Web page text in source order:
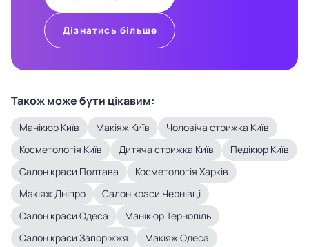
Також може бути цікавим:
Манікюр Київ Макіяж Київ
Чоловіча стрижка Київ
Косметологія Київ
Дитяча стрижка Київ
Педікюр Київ
Салон краси Полтава
Косметологія Харків
Макіяж Дніпро
Салон краси Чернівці
Салон краси Одеса
Манікюр Тернопіль
Салон краси Запоріжжя
Макіяж Одеса
Дізнатись більше